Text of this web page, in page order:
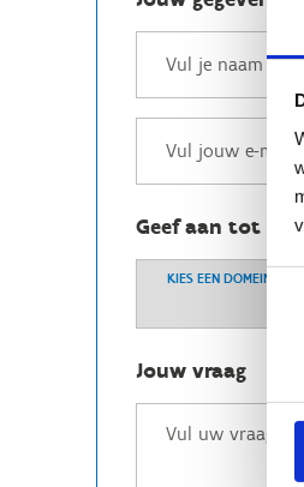
Geef aan tot
KIES EEN DOMEIN
Jouw vraag